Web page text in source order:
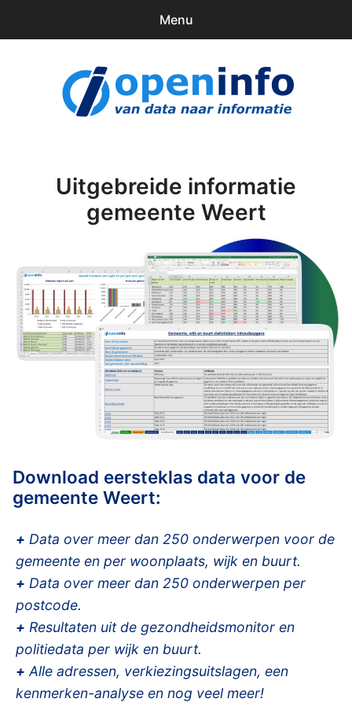
Menu
Downloads
Uitgebreide informatie
gemeente Weert
Download eersteklas data voor de
gemeente Weert:
+ Data over meer dan 250 onderwerpen voor de
gemeente en per woonplaats, wijk en buurt.
+ Data over meer dan 250 onderwerpen per
postcode.
+ Resultaten uit de gezondheidsmonitor en
politiedata per wijk en buurt.
+ Alle adressen, verkiezingsuitslagen, een
kenmerken-analyse en nog veel meer!